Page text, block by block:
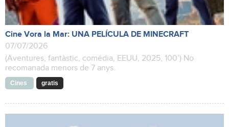
Cine Vora la Mar: UNA PELÍCULA DE MINECRAFT
07/07/2026
(Aventures, fantàstic, comédia, EEUU, 2025, 100’) No
recomanada menors de 7 anys.
Cines gratis